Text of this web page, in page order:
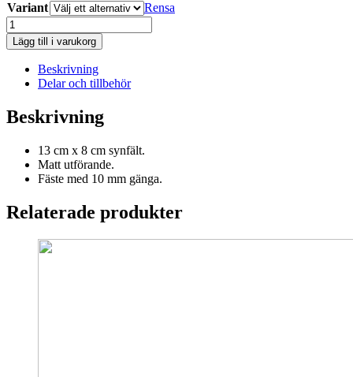
Variant
Rensa
Sidospeglar
mängd
Lägg till i varukorg
Beskrivning
Delar och tillbehör
Beskrivning
13 cm x 8 cm synfält.
Matt utförande.
Fäste med 10 mm gänga.
Relaterade produkter